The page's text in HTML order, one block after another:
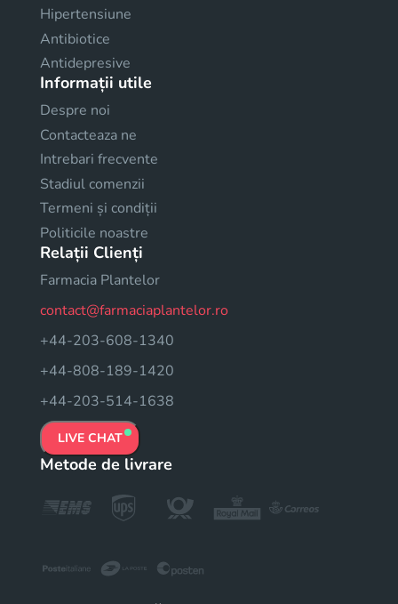
Hipertensiune
Antibiotice
Antidepresive
Informații utile
Despre noi
Contacteaza ne
Intrebari frecvente
Stadiul comenzii
Termeni și condiții
Politicile noastre
Relații Clienți
Farmacia Plantelor
contact@farmaciaplantelor.ro
+44-203-608-1340
+44-808-189-1420
+44-203-514-1638
LIVE CHAT
Metode de livrare